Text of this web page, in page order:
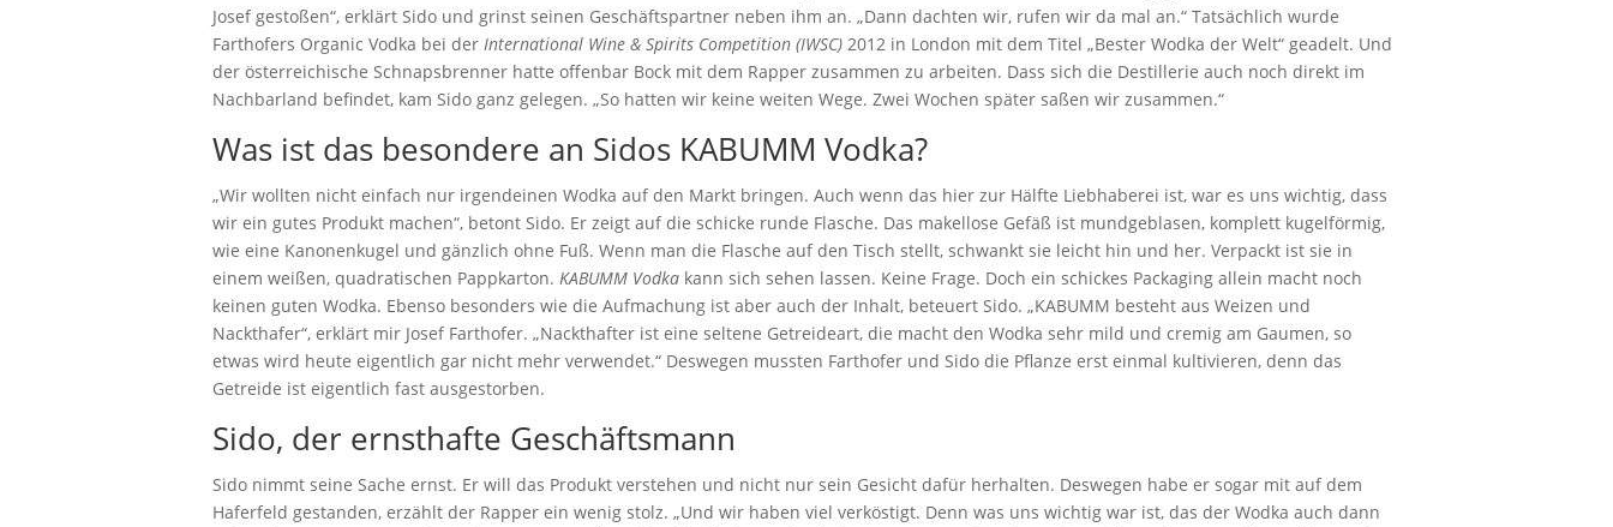
Josef gestoßen“, erklärt Sido und grinst seinen Geschäftspartner neben ihm an. „Dann dachten wir, rufen wir da mal an.“ Tatsächlich wurde
Farthofers Organic Vodka bei der International Wine & Spirits Competition (IWSC) 2012 in London mit dem Titel „Bester Wodka der Welt“ geadelt. Und
der österreichische Schnapsbrenner hatte offenbar Bock mit dem Rapper zusammen zu arbeiten. Dass sich die Destillerie auch noch direkt im
Nachbarland befindet, kam Sido ganz gelegen. „So hatten wir keine weiten Wege. Zwei Wochen später saßen wir zusammen.“
Was ist das besondere an Sidos KABUMM Vodka?
„Wir wollten nicht einfach nur irgendeinen Wodka auf den Markt bringen. Auch wenn das hier zur Hälfte Liebhaberei ist, war es uns wichtig, dass
wir ein gutes Produkt machen“, betont Sido. Er zeigt auf die schicke runde Flasche. Das makellose Gefäß ist mundgeblasen, komplett kugelförmig,
wie eine Kanonenkugel und gänzlich ohne Fuß. Wenn man die Flasche auf den Tisch stellt, schwankt sie leicht hin und her. Verpackt ist sie in
einem weißen, quadratischen Pappkarton. KABUMM Vodka kann sich sehen lassen. Keine Frage. Doch ein schickes Packaging allein macht noch
keinen guten Wodka. Ebenso besonders wie die Aufmachung ist aber auch der Inhalt, beteuert Sido. „KABUMM besteht aus Weizen und
Nackthafer“, erklärt mir Josef Farthofer. „Nackthafter ist eine seltene Getreideart, die macht den Wodka sehr mild und cremig am Gaumen, so
etwas wird heute eigentlich gar nicht mehr verwendet.“ Deswegen mussten Farthofer und Sido die Pflanze erst einmal kultivieren, denn das
Getreide ist eigentlich fast ausgestorben.
Sido, der ernsthafte Geschäftsmann
Sido nimmt seine Sache ernst. Er will das Produkt verstehen und nicht nur sein Gesicht dafür herhalten. Deswegen habe er sogar mit auf dem
Haferfeld gestanden, erzählt der Rapper ein wenig stolz. „Und wir haben viel verköstigt. Denn was uns wichtig war ist, das der Wodka auch dann